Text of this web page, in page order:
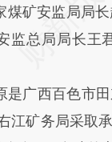
煤矿安监局局
监总局局长王
西百色市田
江矿务局采取